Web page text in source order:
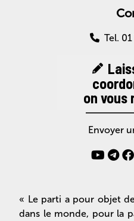
Tel.
on vous
Envoyer
« Le parti a pour objet
dans le monde, pour la